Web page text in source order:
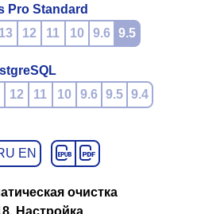
Pro Standard
13 12 11 10 9.6 9.5
12 11 10 9.6 9.5 9.4
EN
очистка
Настройка